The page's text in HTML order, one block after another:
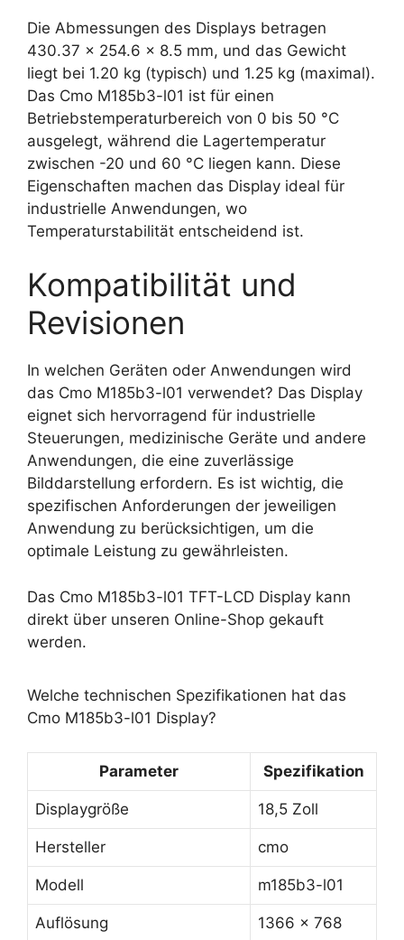
Die Abmessungen des Displays betragen
430.37 x 254.6 x 8.5 mm, und das Gewicht
liegt bei 1.20 kg (typisch) und 1.25 kg (maximal).
Das Cmo M185b3-l01 ist für einen
Betriebstemperaturbereich von 0 bis 50 °C
ausgelegt, während die Lagertemperatur
zwischen -20 und 60 °C liegen kann. Diese
Eigenschaften machen das Display ideal für
industrielle Anwendungen, wo
Temperaturstabilität entscheidend ist.
Kompatibilität und
Revisionen
In welchen Geräten oder Anwendungen wird
das Cmo M185b3-l01 verwendet? Das Display
eignet sich hervorragend für industrielle
Steuerungen, medizinische Geräte und andere
Anwendungen, die eine zuverlässige
Bilddarstellung erfordern. Es ist wichtig, die
spezifischen Anforderungen der jeweiligen
Anwendung zu berücksichtigen, um die
optimale Leistung zu gewährleisten.
Das Cmo M185b3-l01 TFT-LCD Display kann
direkt über unseren Online-Shop gekauft
werden.
Welche technischen Spezifikationen hat das
Cmo M185b3-l01 Display?
Parameter Spezifikation
Displaygröße 18,5 Zoll
Hersteller cmo
Modell m185b3-l01
Auflösung 1366 x 768